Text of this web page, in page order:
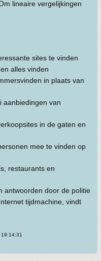
lineaire vergelijkingen
sites te vinden
alles vinden
in plaats van
aanbiedingen van
in de gaten en
mee te vinden op
restaurants en
antwoorden door de politie
tijdmachine, vindt